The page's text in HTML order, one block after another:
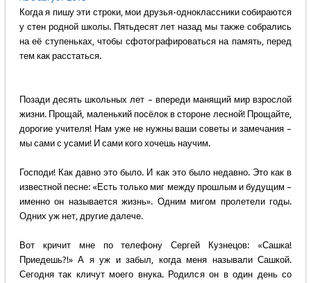
Когда я пишу эти строки, мои друзья-одноклассники собираются
у стен родной школы. Пятьдесят лет назад мы также собрались
на её ступеньках, чтобы сфотографироваться на память, перед
тем как расстаться.
Позади десять школьных лет – впереди манящий мир взрослой
жизни. Прощай, маленький посёлок в стороне лесной! Прощайте,
дорогие учителя! Нам уже не нужны ваши советы и замечания –
мы сами с усами! И сами кого хочешь научим.
Господи! Как давно это было. И как это было недавно. Это как в
известной песне: «Есть только миг между прошлым и будущим –
именно он называется жизнь». Одним мигом пролетели годы.
Одних уж нет, другие далече.
Вот кричит мне по телефону Сергей Кузнецов: «Сашка!
Приедешь?!» А я уж и забыл, когда меня называли Сашкой.
Сегодня так кличут моего внука. Родился он в один день со